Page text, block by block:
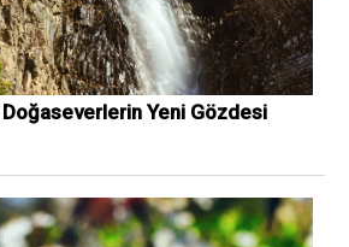
Yeni Gözdesi